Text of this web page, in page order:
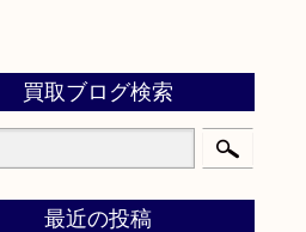
買取ブログ検索
最近の投稿